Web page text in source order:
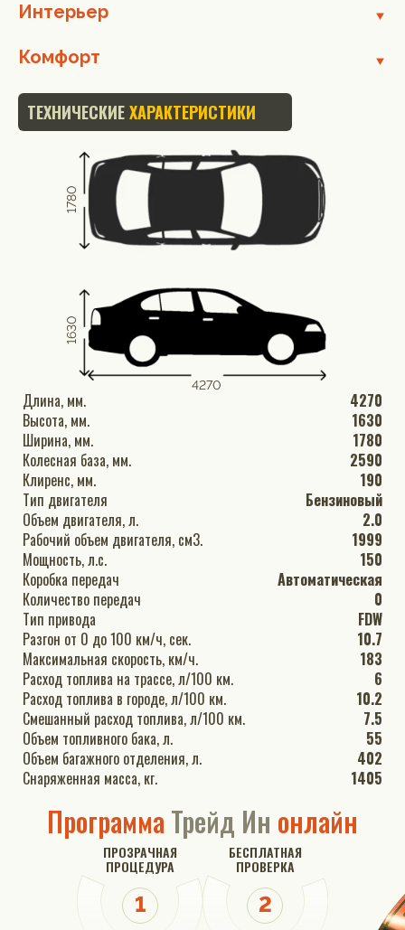
Интерьер
Комфорт
ТЕХНИЧЕСКИЕХАРАКТЕРИСТИКИ
4270
1630
1780
Длина, мм.
4270
Высота, мм.
1630
Ширина, мм.
1780
Колесная база, мм.
2590
Клиренс, мм.
190
Тип двигателя
Бензиновый
Объем двигателя, л.
2.0
Рабочий объем двигателя, см3.
1999
Мощность, л.с.
150
Коробка передач
Автоматическая
Количество передач
0
Тип привода
FDW
Разгон от 0 до 100 км/ч, сек.
10.7
Максимальная скорость, км/ч.
183
Расход топлива на трассе, л/100 км.
6
Расход топлива в городе, л/100 км.
10.2
Смешанный расход топлива, л/100 км.
7.5
Объем топливного бака, л.
55
Объем багажного отделения, л.
402
Снаряженная масса, кг.
1405
ПрограммаТрейд Ин онлайн
ПРОЗРАЧНАЯ
ПРОЦЕДУРА
БЕСПЛАТНАЯ
ПРОВЕРКА